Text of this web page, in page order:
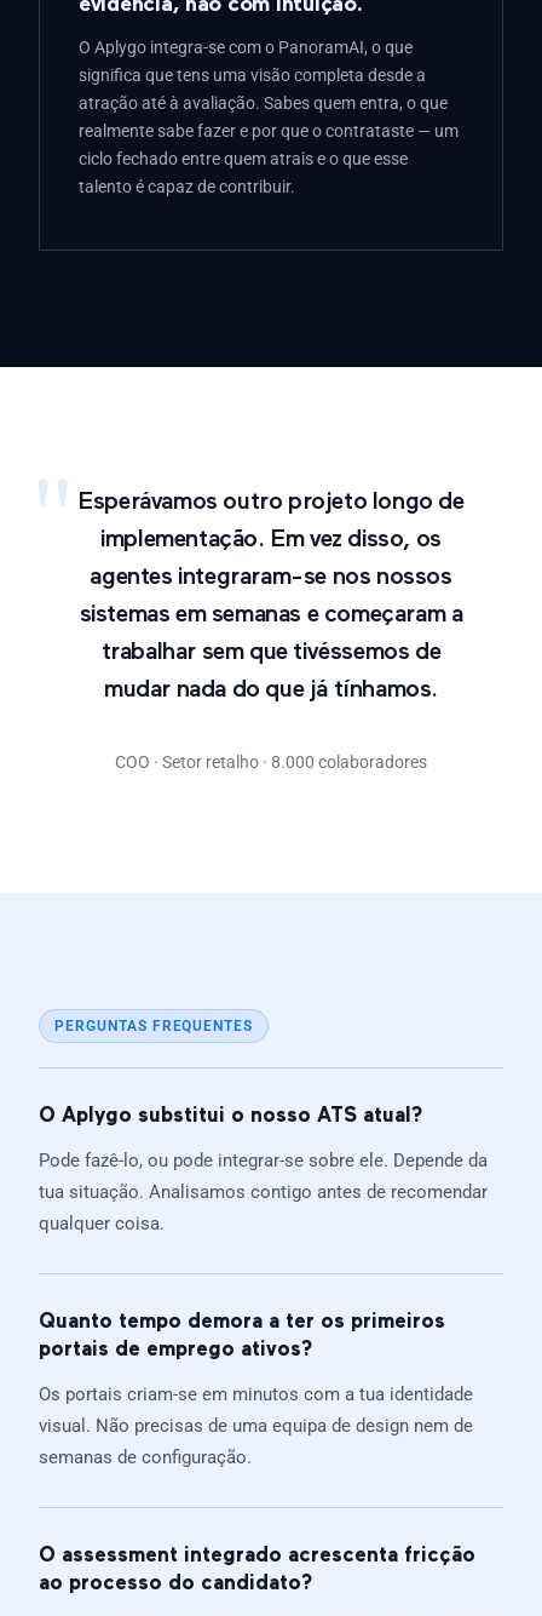
evidência, não com intuição.
O Aplygo integra-se com o PanoramAI, o que
significa que tens uma visão completa desde a
atração até à avaliação. Sabes quem entra, o que
realmente sabe fazer e por que o contrataste — um
ciclo fechado entre quem atrais e o que esse
talento é capaz de contribuir.
Esperávamos outro projeto longo de
implementação. Em vez disso, os
agentes integraram-se nos nossos
sistemas em semanas e começaram a
trabalhar sem que tivéssemos de
mudar nada do que já tínhamos.
COO · Setor retalho · 8.000 colaboradores
PERGUNTAS FREQUENTES
O Aplygo substitui o nosso ATS atual?
Pode fazê-lo, ou pode integrar-se sobre ele. Depende da
tua situação. Analisamos contigo antes de recomendar
qualquer coisa.
Quanto tempo demora a ter os primeiros
portais de emprego ativos?
Os portais criam-se em minutos com a tua identidade
visual. Não precisas de uma equipa de design nem de
semanas de configuração.
O assessment integrado acrescenta fricção
ao processo do candidato?